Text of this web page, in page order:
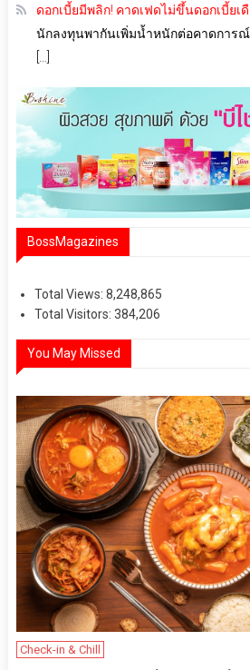
ดอกเบี้ยมีพลิก! คาดเฟดไม่ขึ้นดอกเบี้ยเ
นักลงทุนพากันเพิ่มน้ำหนักต่อคาดการ
[…]
BossMagazines
Total Views: 8,248,865
Total Visitors: 384,206
You May Missed
Check-in & Chill